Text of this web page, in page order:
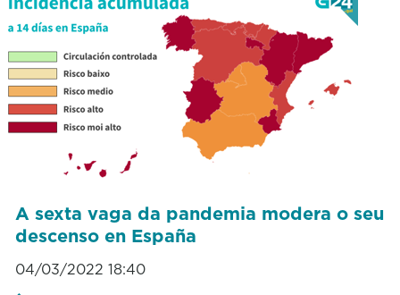
A sexta vaga da pandemia modera o seu
descenso en España
04/03/2022 18:40